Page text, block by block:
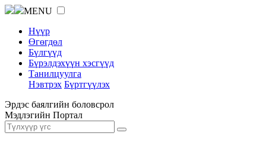
MENU
Нүүр
Өгөгдөл
Бүлгүүд
Бүрэлдэхүүн хэсгүүд
Танилцуулга
Нэвтрэх Бүртгүүлэх
Эрдэс баялгийн боловсрол
Мэдлэгийн Портал